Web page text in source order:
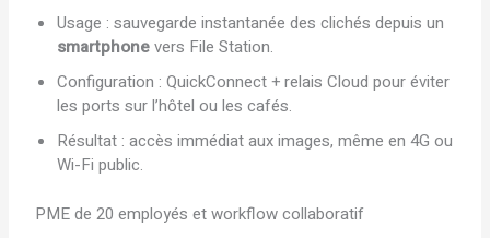
Usage : sauvegarde instantanée des clichés depuis un
smartphonevers File Station.
Configuration : QuickConnect + relais Cloud pour éviter
les ports sur l’hôtel ou les cafés.
Résultat : accès immédiat aux images, même en 4G ou
Wi-Fi public.
PME de 20 employés et workflow collaboratif